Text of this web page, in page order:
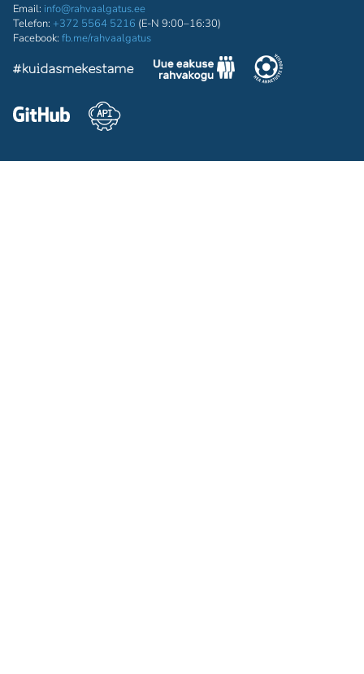
Email: info@rahvaalgatus.ee
Telefon: +372 5564 5216 (E-N 9:00–16:30)
Facebook: fb.me/rahvaalgatus